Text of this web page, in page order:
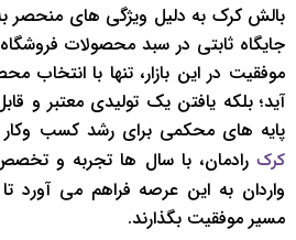
بالش کرک به دلیل ویژگی های منحصر
جایگاه ثابتی در سبد محصولات
موفقیت در این بازار، تنها با
آید؛ بلکه یافتن یک تولیدی معتبر و
پایه های محکمی برای رشد کسب وکار
کرک رادمان، با سال ها تجربه و
واردان به این عرصه فراهم می آورد
مسیر موفقیت بگذارند.